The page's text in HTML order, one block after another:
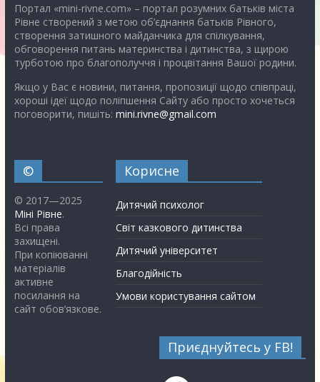
Портал «mini-rivne.com» – портал розумних батьків міста
Рівне створений з метою об’єднання батьків Рівного,
створення затишного майданчика для спілкування,
обговорення питань материнства і дитинства, з щирою
турботою про благополуччя і процвітання Вашої родини.
Якщо у Вас є новини, питання, пропозиції щодо співпраці,
хороші ідеї щодо поліпшення Сайту або просто хочеться
поговорити, пишіть: mini.rivne@gmail.com
©
© 2017—2025
Міні Рівне.
Всі права
захищені.
При копіюванні
матеріалів
активне
посилання на
сайт обов’язкове.
Корисне
Дитячий психолог
Світ казкового дитинства
Дитячий університет
Благодійність
Умови користування сайтом
Приєднуйтесь у FB!